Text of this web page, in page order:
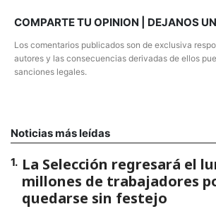
COMPARTE TU OPINION | DEJANOS
Los comentarios publicados son de exclusiva
autores y las consecuencias derivadas de ellos
sanciones legales.
Noticias más leídas
1. La Selección regresará el
millones de trabajadores
quedarse sin festejo